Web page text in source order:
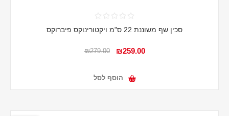
סכין שף משוננת 22 ס"מ ויקטורינוקס פיברוקס
₪259.00
₪279.00
הוסף לסל